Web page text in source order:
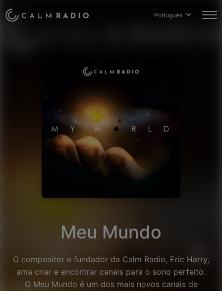
Português
Meu Mundo
O compositor e fundador da Calm Radio, Eric Harry,
ama criar e encontrar canais para o sono perfeito.
O Meu Mundo é um dos mais novos canais de